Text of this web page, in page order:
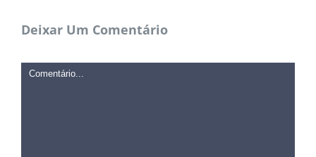
Deixar Um Comentário
Comentário